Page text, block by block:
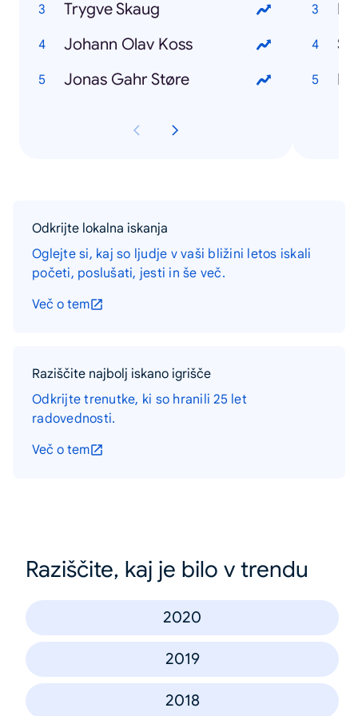
Trygve Skaug
Johann Olav Koss
Jonas Gahr Støre
Odkrijte lokalna iskanja
Oglejte si, kaj so ljudje v vaši bližini letos iskali
početi, poslušati, jesti in še več.
Več o tem
Raziščite najbolj iskano igrišče
Odkrijte trenutke, ki so hranili 25 let
radovednosti.
Več o tem
Raziščite, kaj je bilo v trendu
2020
2019
2018